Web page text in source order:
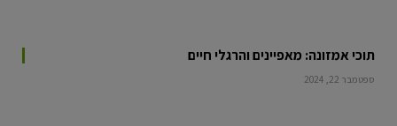
תוכי אמזונה: מאפיינים והרגלי חיים
ספטמבר 22, 2024